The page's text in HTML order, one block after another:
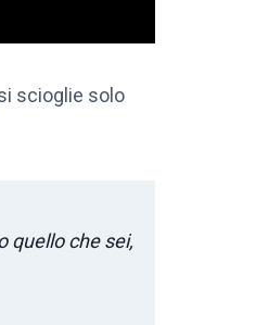
scioglie solo
quello che sei,